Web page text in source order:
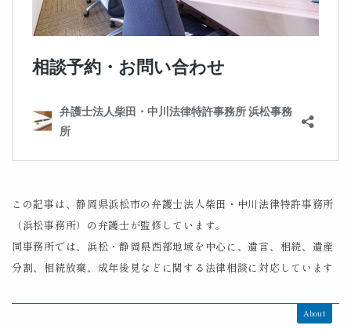
この記事は、静岡県浜松市の弁護士法人柴田・中川法律特許事務所
（浜松事務所）の弁護士が監修しています。
同事務所では、浜松・静岡県西部地域を中心に、遺言、相続、遺産
分割、相続放棄、成年後見などに関する法律相談に対応しています
About